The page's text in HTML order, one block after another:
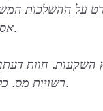
על ההשלכות
אספקה והחלפה של קריפטו- נכסים.
השקעות. חוות
רשויות מס. כל סוג של השקעה נושאת סיכונים.